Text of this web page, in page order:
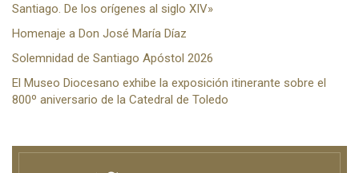
Santiago. De los orígenes al siglo XIV»
Homenaje a Don José María Díaz
Solemnidad de Santiago Apóstol 2026
El Museo Diocesano exhibe la exposición itinerante sobre el
800º aniversario de la Catedral de Toledo